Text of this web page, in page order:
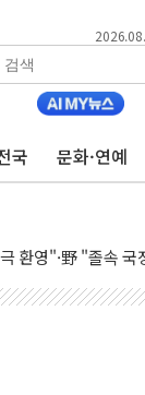
국 문화·연예
사망·1명 실종
국제적 시민 연대로
들 체포
…제주 연설서 신경
대 3.5m 높은 물결
상대응기구 가동
명 고립…전원 구조
스 유성우 관측